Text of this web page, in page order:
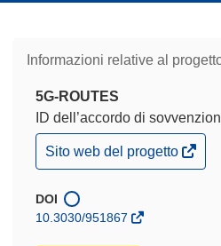
Informazioni relative al
5G-ROUTES
ID dell’accordo di
(si
apre
una
nuova
Sito web del progetto
DOI
10.3030/951867